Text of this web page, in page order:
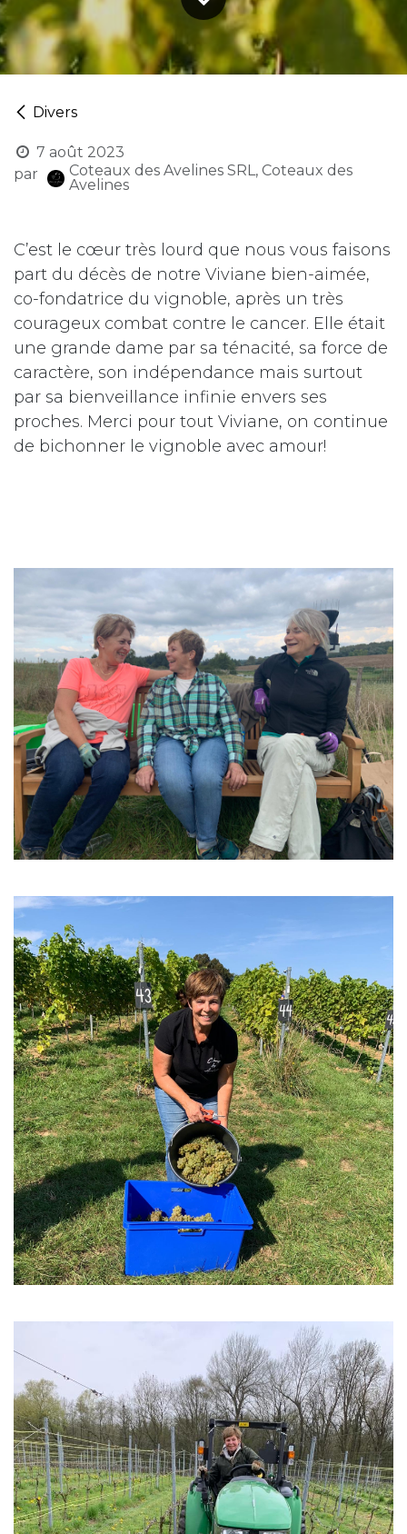
Divers
7 août 2023
par
Coteaux des Avelines SRL, Coteaux des
Avelines
C’est le cœur très lourd que nous vous faisons
part du décès de notre Viviane bien-aimée,
co-fondatrice du vignoble, après un très
courageux combat contre le cancer. Elle était
une grande dame par sa ténacité, sa force de
caractère, son indépendance mais surtout
par sa bienveillance infinie envers ses
proches. Merci pour tout Viviane, on continue
de bichonner le vignoble avec amour!